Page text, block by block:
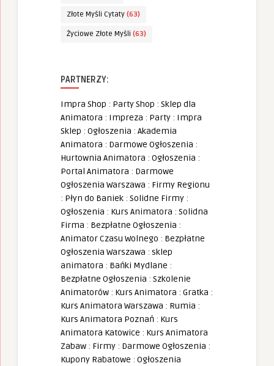
Złote Myśli Cytaty (63)
Życiowe Złote Myśli (63)
PARTNERZY:
Impra Shop : Party Shop : Sklep dla
Animatora : Impreza : Party : Impra
Sklep : Ogłoszenia : Akademia
Animatora : Darmowe Ogłoszenia :
Hurtownia Animatora : Ogłoszenia :
Portal Animatora : Darmowe
Ogłoszenia Warszawa : Firmy Regionu
: Płyn do Baniek : Solidne Firmy :
Ogłoszenia : Kurs Animatora : Solidna
Firma : Bezpłatne Ogłoszenia :
Animator Czasu Wolnego : Bezpłatne
Ogłoszenia Warszawa : sklep
animatora : Bańki Mydlane :
Bezpłatne Ogłoszenia : Szkolenie
Animatorów : Kurs Animatora : Gratka :
Kurs Animatora Warszawa : Rumia :
Kurs Animatora Poznań : Kurs
Animatora Katowice : Kurs Animatora
Zabaw : Firmy : Darmowe Ogłoszenia :
Kupony Rabatowe : Ogłoszenia